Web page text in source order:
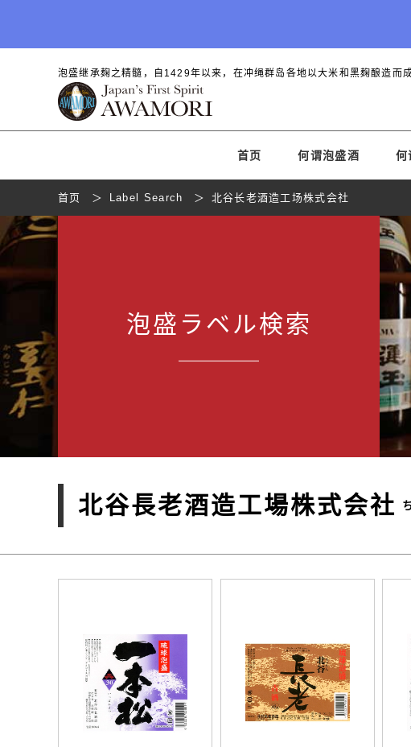
泡盛继承麹之精髓，自1429年以来，在冲绳群岛各地以大米和黑麹酿造而成
首页 何谓泡盛酒 何
首页 Label Search 北谷长老酒造工场株式会社
泡盛 ラベル検索
北谷長老酒造工場株式会社